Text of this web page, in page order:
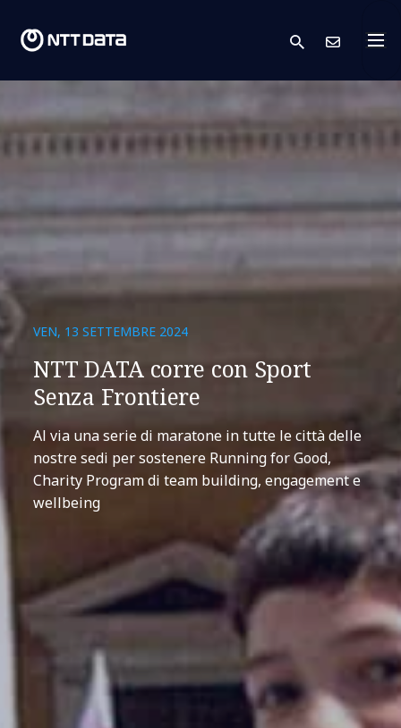
search
VEN, 13 SETTEMBRE 2024
NTT DATA corre con Sport
Senza Frontiere
Al via una serie di maratone in tutte le città delle
nostre sedi per sostenere Running for Good,
Charity Program di team building, engagement e
wellbeing